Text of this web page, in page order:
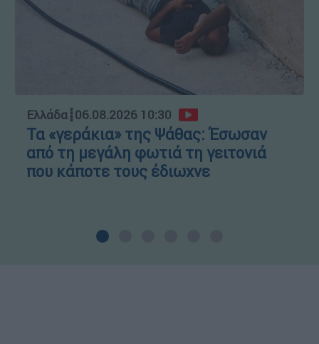
Ελλάδα┋06.08.2026 10:30
Τα «γεράκια» της Ψάθας: Έσωσαν
από τη μεγάλη φωτιά τη γειτονιά
που κάποτε τους έδιωχνε